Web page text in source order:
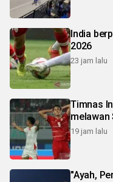
India
2026
23 jam lalu
Timnas
melawan
19 jam lalu
"Ayah,